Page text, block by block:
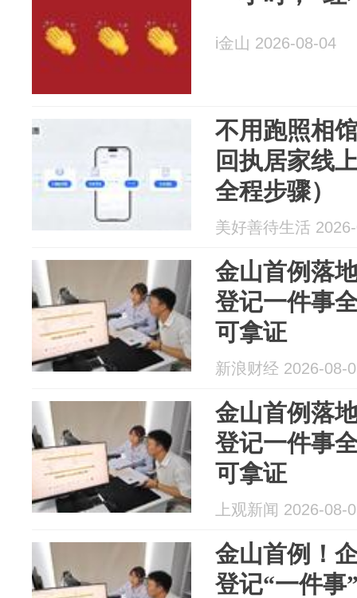
i金山 2026-08-04
不用跑照相
回执居家线
全程步骤）
美好善待生活
金山首例落
登记一件事
可拿证
新浪财经 2026-08-
金山首例落
登记一件事
可拿证
上观新闻 2026-08-
金山首例！
登记“一件事